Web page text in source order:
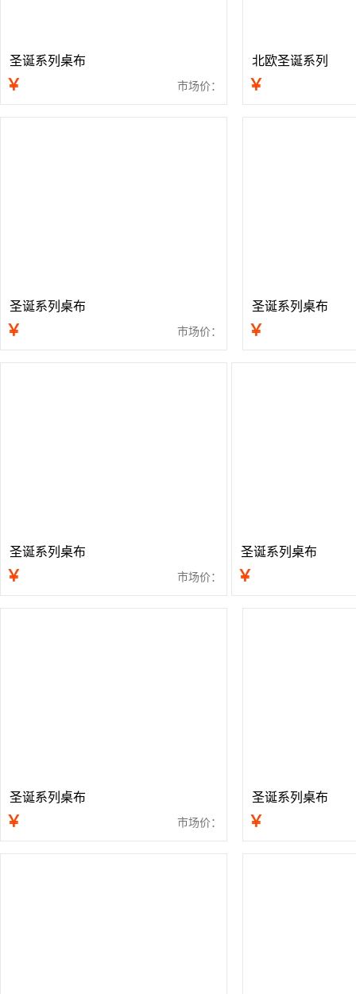
圣诞系列桌布
￥ 市场价：
北欧圣诞系列
￥
圣诞系列桌布
￥ 市场价：
圣诞系列桌布
￥
圣诞系列桌布
￥ 市场价：
圣诞系列桌布
￥
圣诞系列桌布
￥ 市场价：
圣诞系列桌布
￥